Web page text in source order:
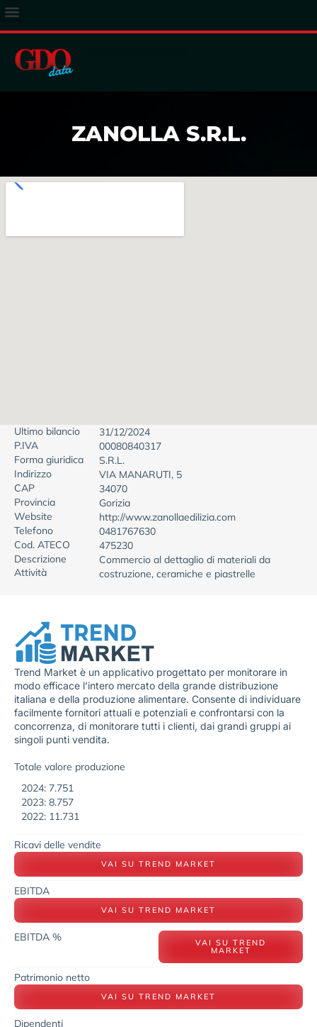
ZANOLLA S.R.L.
Ultimo bilancio
31/12/2024
P.IVA
00080840317
Forma giuridica
S.R.L.
Indirizzo
VIA MANARUTI, 5
CAP
34070
Provincia
Gorizia
Website
http://www.zanollaedilizia.com
Telefono
0481767630
Cod. ATECO
475230
Descrizione
Attività
Commercio al dettaglio di materiali da
costruzione, ceramiche e piastrelle
Trend Market è un applicativo progettato per monitorare in
modo efficace l’intero mercato della grande distribuzione
italiana e della produzione alimentare. Consente di individuare
facilmente fornitori attuali e potenziali e confrontarsi con la
concorrenza, di monitorare tutti i clienti, dai grandi gruppi ai
singoli punti vendita.
Totale valore produzione
2024: 7.751
2023: 8.757
2022: 11.731
Ricavi delle vendite
VAI SU TREND MARKET
EBITDA
VAI SU TREND MARKET
EBITDA % VAI SU TREND
MARKET
Patrimonio netto
VAI SU TREND MARKET
Dipendenti